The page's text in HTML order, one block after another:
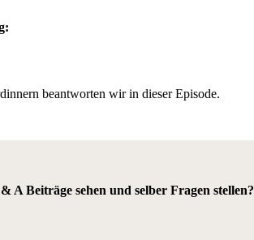
beantworten wir in dieser Episode.
A Beiträge sehen und selber Fragen stellen?